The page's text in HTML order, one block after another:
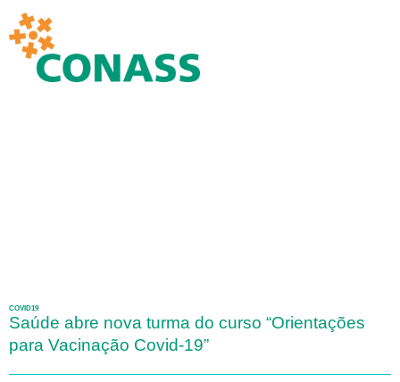
COVID19
Saúde abre nova turma do curso “Orientações
para Vacinação Covid-19”